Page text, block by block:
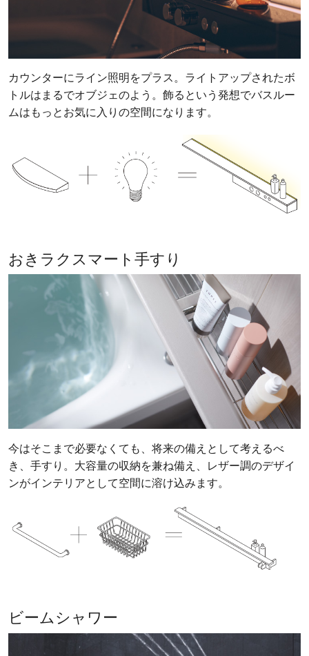
カウンターにライン照明をプラス。ライトアップされたボ
トルはまるでオブジェのよう。飾るという発想でバスルー
ムはもっとお気に入りの空間になります。
おきラクスマート手すり
今はそこまで必要なくても、将来の備えとして考えるべ
き、手すり。大容量の収納を兼ね備え、レザー調のデザイ
ンがインテリアとして空間に溶け込みます。
ビームシャワー